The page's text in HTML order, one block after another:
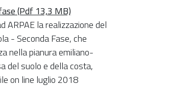
(Pdf 13,3 MB)
ARPAE la realizzazione del
- Seconda Fase, che
nella pianura emiliano-
del suolo e della costa,
on line luglio 2018